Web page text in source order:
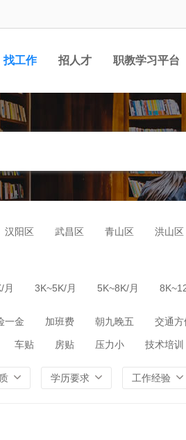
找工作 招人才 职教学习平台
汉阳区 武昌区 青山区 洪山区
月 3K~5K/月 5K~8K/月
一金 加班费 朝九晚五 交通方
车贴 房贴 压力小 技术培训
学历要求 工作经验